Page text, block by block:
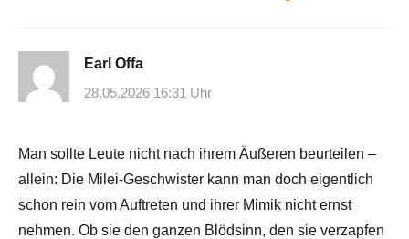
Earl Offa
28.05.2026 16:31 Uhr
Man sollte Leute nicht nach ihrem Äußeren beurteilen –
allein: Die Milei-Geschwister kann man doch eigentlich
schon rein vom Auftreten und ihrer Mimik nicht ernst
nehmen. Ob sie den ganzen Blödsinn, den sie verzapfen